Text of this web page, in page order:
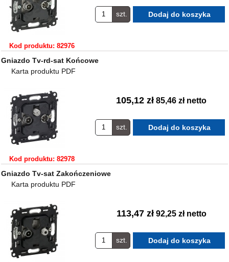
Kod produktu: 82976
szt.
Gniazdo Tv-rd-sat Końcowe
Karta produktu PDF
Kod produktu: 82978
105,12 zł 85,46 zł netto
szt.
Gniazdo Tv-sat Zakończeniowe
Karta produktu PDF
113,47 zł 92,25 zł netto
szt.